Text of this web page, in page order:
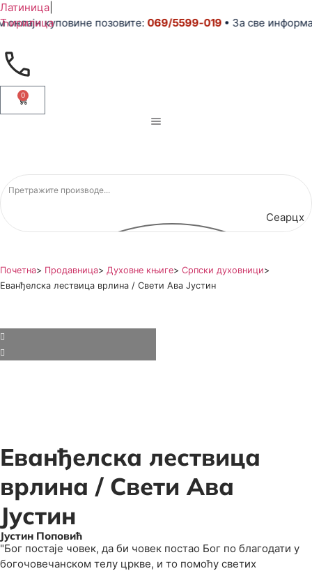
Латиница
Ћирилицакуповине позовите:069/5599-019• За све
0
Сеарцх
Почетна> Продавница> Духовне књиге> Српски духовници>
Еванђелска лествица врлина / Свети Ава Јустин
Еванђелска лествица
врлина / Свети Ава
Јустин
Јустин Поповић
"Бог постаје човек, да би човек постао Бог по благодати у
богочовечанском телу цркве, и то помоћу светих